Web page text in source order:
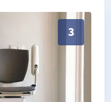
3
zertifizierte